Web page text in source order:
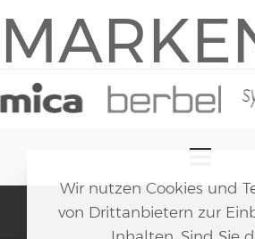
© KÜCHEN CENTER
Wir nutzen Cookies und
von Drittanbietern zur